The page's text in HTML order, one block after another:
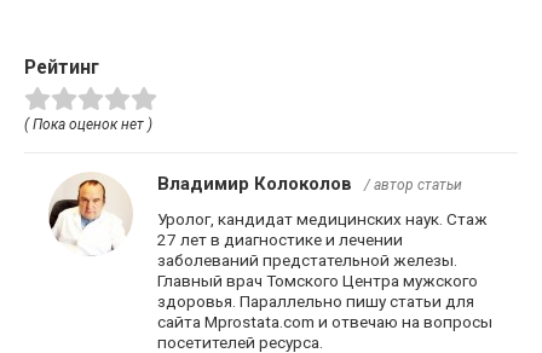
Рейтинг
( Пока оценок нет )
Владимир Колоколов / автор статьи
Уролог, кандидат медицинских наук. Стаж
27 лет в диагностике и лечении
заболеваний предстательной железы.
Главный врач Томского Центра мужского
здоровья. Параллельно пишу статьи для
сайта Mprostata.com и отвечаю на вопросы
посетителей ресурса.